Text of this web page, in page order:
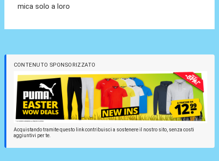
mica solo a loro
CONTENUTO SPONSORIZZATO
Acquistando tramite questo link contribuisci a sostenere il nostro sito, senza costi
aggiuntivi per te.